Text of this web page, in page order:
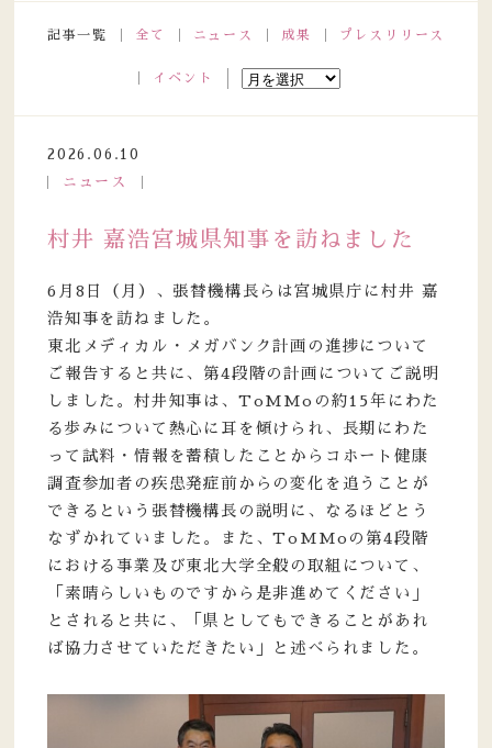
記事一覧 全て ニュース 成果 プレスリリース
イベント
2026.06.10
ニュース
村井 嘉浩宮城県知事を訪ねました
6月8日（月）、張替機構長らは宮城県庁に村井 嘉
浩知事を訪ねました。
東北メディカル・メガバンク計画の進捗について
ご報告すると共に、第4段階の計画についてご説明
しました。村井知事は、ToMMoの約15年にわた
る歩みについて熱心に耳を傾けられ、長期にわた
って試料・情報を蓄積したことからコホート健康
調査参加者の疾患発症前からの変化を追うことが
できるという張替機構長の説明に、なるほどとう
なずかれていました。また、ToMMoの第4段階
における事業及び東北大学全般の取組について、
「素晴らしいものですから是非進めてください」
とされると共に、「県としてもできることがあれ
ば協力させていただきたい」と述べられました。